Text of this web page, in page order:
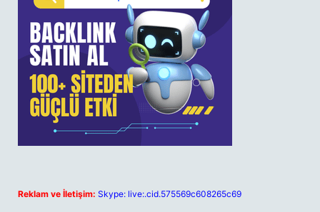
Reklam ve İletişim: Skype: live:.cid.575569c608265c69